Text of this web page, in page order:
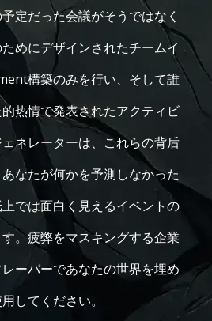
定だった会議がそうではなく
めにデザインされたチームイ
構築のみを行い、そして誰
热情で発表されたアクティビ
ネレーターは、これらの背后
なたが何かを予測しなかった
では面白く見えるイベントの
。疲弊をマスキングする企業
ーバーであなたの世界を埋め
してください。